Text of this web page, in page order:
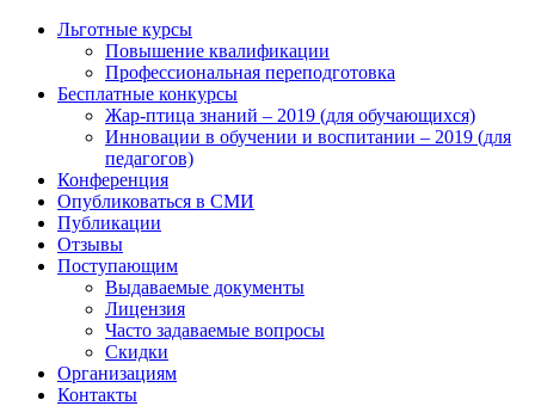
Льготные курсы
Повышение квалификации
Профессиональная переподготовка
Бесплатные конкурсы
Жар-птица знаний – 2019 (для обучающихся)
Инновации в обучении и воспитании – 2019 (для
педагогов)
Конференция
Опубликоваться в СМИ
Публикации
Отзывы
Поступающим
Выдаваемые документы
Лицензия
Часто задаваемые вопросы
Скидки
Организациям
Контакты